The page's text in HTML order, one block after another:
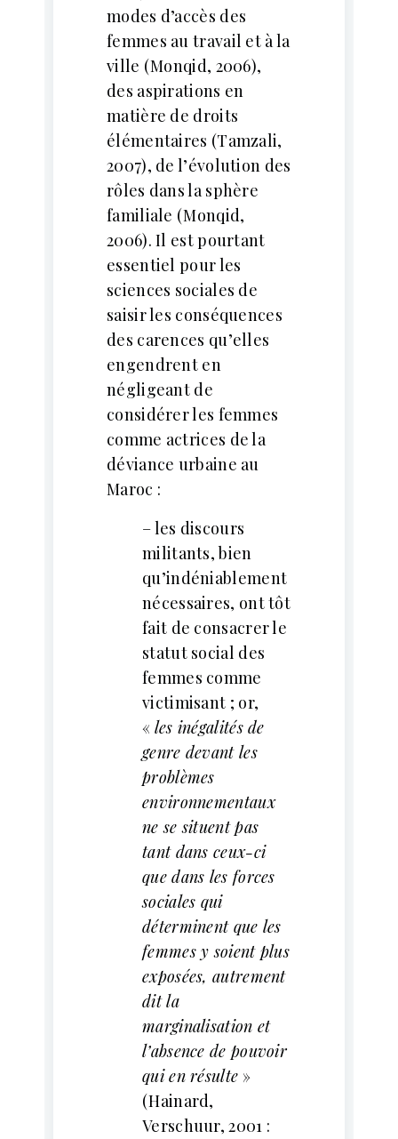
modes d’accès des
femmes au travail et à la
ville (Monqid, 2006),
des aspirations en
matière de droits
élémentaires (Tamzali,
2007), de l’évolution des
rôles dans la sphère
familiale (Monqid,
2006). Il est pourtant
essentiel pour les
sciences sociales de
saisir les conséquences
des carences qu’elles
engendrent en
négligeant de
considérer les femmes
comme actrices de la
déviance urbaine au
Maroc :
– les discours
militants, bien
qu’indéniablement
nécessaires, ont tôt
fait de consacrer le
statut social des
femmes comme
victimisant ; or,
« les inégalités de
genre devant les
problèmes
environnementaux
ne se situent pas
tant dans ceux-ci
que dans les forces
sociales qui
déterminent que les
femmes y soient plus
exposées, autrement
dit la
marginalisation et
l’absence de pouvoir
qui en résulte »
(Hainard,
Verschuur, 2001 :